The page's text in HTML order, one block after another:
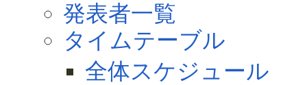
発表者一覧
タイムテーブル
全体スケジュール